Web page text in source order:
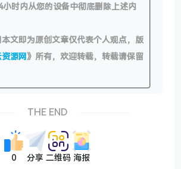
时内从您的设备中彻底删除上述内
文即为原创文章仅代表个人观点，版
源网》所有，欢迎转载，转载请保留
THE END
0 分享 二维码 海报